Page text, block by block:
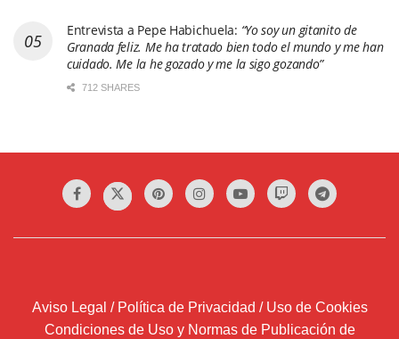
Entrevista a Pepe Habichuela: “Yo soy un gitanito de
Granada feliz. Me ha tratado bien todo el mundo y me han
cuidado. Me la he gozado y me la sigo gozando”
712 SHARES
Aviso Legal / Política de Privacidad / Uso de Cookies
Condiciones de Uso y Normas de Publicación de